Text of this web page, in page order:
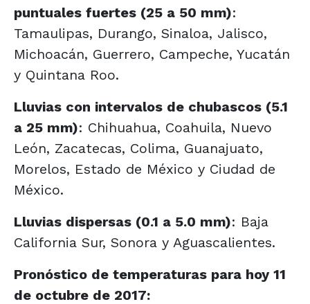
puntuales fuertes (25 a 50 mm):
Tamaulipas, Durango, Sinaloa, Jalisco,
Michoacán, Guerrero, Campeche, Yucatán
y Quintana Roo.
Lluvias con intervalos de chubascos (5.1
a 25 mm): Chihuahua, Coahuila, Nuevo
León, Zacatecas, Colima, Guanajuato,
Morelos, Estado de México y Ciudad de
México.
Lluvias dispersas (0.1 a 5.0 mm): Baja
California Sur, Sonora y Aguascalientes.
Pronóstico de temperaturas para hoy 11
de octubre de 2017: